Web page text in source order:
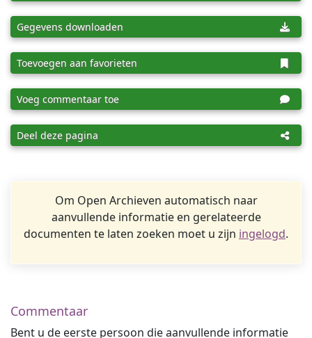
Gegevens downloaden
Toevoegen aan favorieten
Voeg commentaar toe
Deel deze pagina
Om Open Archieven automatisch naar
aanvullende informatie en gerelateerde
documenten te laten zoeken moet u zijn ingelogd.
Commentaar
Bent u de eerste persoon die aanvullende informatie